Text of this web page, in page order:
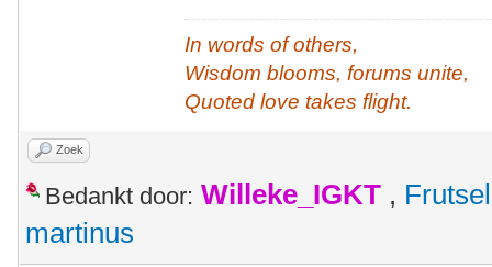
In words of others,
Wisdom blooms, forums unite,
Quoted love takes flight.
Zoek
Bedankt door: Willeke_IGKT , Frutsel
martinus